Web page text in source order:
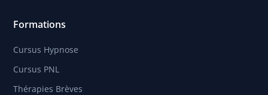
Formations
Cursus Hypnose
Cursus PNL
Thérapies Brèves